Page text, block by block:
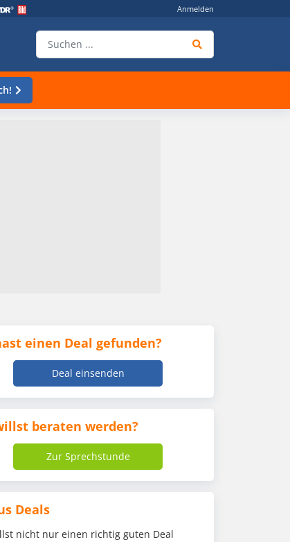
Anmelden
einen Deal gefunden?
Deal einsenden
beraten werden?
Zur Sprechstunde
Deals
nicht nur einen richtig guten Deal